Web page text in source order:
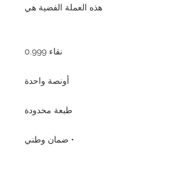
هذه العملة الفضية هي
نقاء 0.999
أونصة واحدة
طبعة محدودة
• ضمان وطني